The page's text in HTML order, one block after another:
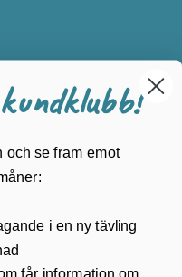
och se fram emot
i en ny tävling